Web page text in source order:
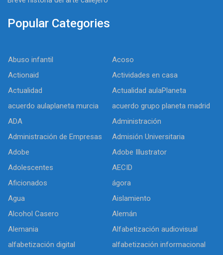
Popular Categories
Abuso infantil
Acoso
Actionaid
Actividades en casa
Actualidad
Actualidad aulaPlaneta
acuerdo aulaplaneta murcia
acuerdo grupo planeta madrid
ADA
Administración
Administración de Empresas
Admisión Universitaria
Adobe
Adobe Illustrator
Adolescentes
AECID
Aficionados
ágora
Agua
Aislamiento
Alcohol Casero
Alemán
Alemania
Alfabetización audiovisual
alfabetización digital
alfabetización informacional